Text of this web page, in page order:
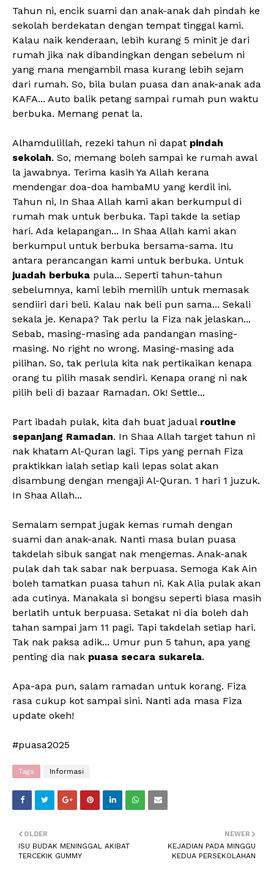
Tahun ni, encik suami dan anak-anak dah pindah ke
sekolah berdekatan dengan tempat tinggal kami.
Kalau naik kenderaan, lebih kurang 5 minit je dari
rumah jika nak dibandingkan dengan sebelum ni
yang mana mengambil masa kurang lebih sejam
dari rumah. So, bila bulan puasa dan anak-anak ada
KAFA... Auto balik petang sampai rumah pun waktu
berbuka. Memang penat la.
Alhamdulillah, rezeki tahun ni dapat pindah
sekolah. So, memang boleh sampai ke rumah awal
la jawabnya. Terima kasih Ya Allah kerana
mendengar doa-doa hambaMU yang kerdil ini.
Tahun ni, In Shaa Allah kami akan berkumpul di
rumah mak untuk berbuka. Tapi takde la setiap
hari. Ada kelapangan... In Shaa Allah kami akan
berkumpul untuk berbuka bersama-sama. Itu
antara perancangan kami untuk berbuka. Untuk
juadah berbuka pula... Seperti tahun-tahun
sebelumnya, kami lebih memilih untuk memasak
sendiiri dari beli. Kalau nak beli pun sama... Sekali
sekala je. Kenapa? Tak perlu la Fiza nak jelaskan...
Sebab, masing-masing ada pandangan masing-
masing. No right no wrong. Masing-masing ada
pilihan. So, tak perlula kita nak pertikaikan kenapa
orang tu pilih masak sendiri. Kenapa orang ni nak
pilih beli di bazaar Ramadan. Ok! Settle...
Part ibadah pulak, kita dah buat jadual routine
sepanjang Ramadan. In Shaa Allah target tahun ni
nak khatam Al-Quran lagi. Tips yang pernah Fiza
praktikkan ialah setiap kali lepas solat akan
disambung dengan mengaji Al-Quran. 1 hari 1 juzuk.
In Shaa Allah...
Semalam sempat jugak kemas rumah dengan
suami dan anak-anak. Nanti masa bulan puasa
takdelah sibuk sangat nak mengemas. Anak-anak
pulak dah tak sabar nak berpuasa. Semoga Kak Ain
boleh tamatkan puasa tahun ni. Kak Alia pulak akan
ada cutinya. Manakala si bongsu seperti biasa masih
berlatih untuk berpuasa. Setakat ni dia boleh dah
tahan sampai jam 11 pagi. Tapi takdelah setiap hari.
Tak nak paksa adik... Umur pun 5 tahun, apa yang
penting dia nak puasa secara sukarela.
Apa-apa pun, salam ramadan untuk korang. Fiza
rasa cukup kot sampai sini. Nanti ada masa Fiza
update okeh!
#puasa2025
Tags Informasi
NEWER
KEJADIAN PADA MINGGU
KEDUA PERSEKOLAHAN
OLDER
ISU BUDAK MENINGGAL AKIBAT
TERCEKIK GUMMY